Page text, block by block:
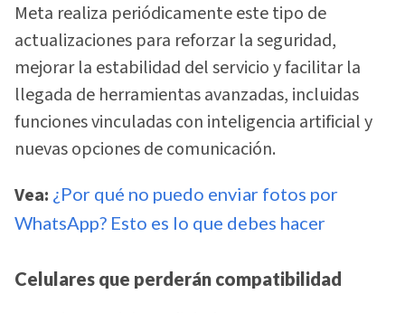
Meta realiza periódicamente este tipo de
actualizaciones para reforzar la seguridad,
mejorar la estabilidad del servicio y facilitar la
llegada de herramientas avanzadas, incluidas
funciones vinculadas con inteligencia artificial y
nuevas opciones de comunicación.
Vea: ¿Por qué no puedo enviar fotos por
WhatsApp? Esto es lo que debes hacer
Celulares que perderán compatibilidad